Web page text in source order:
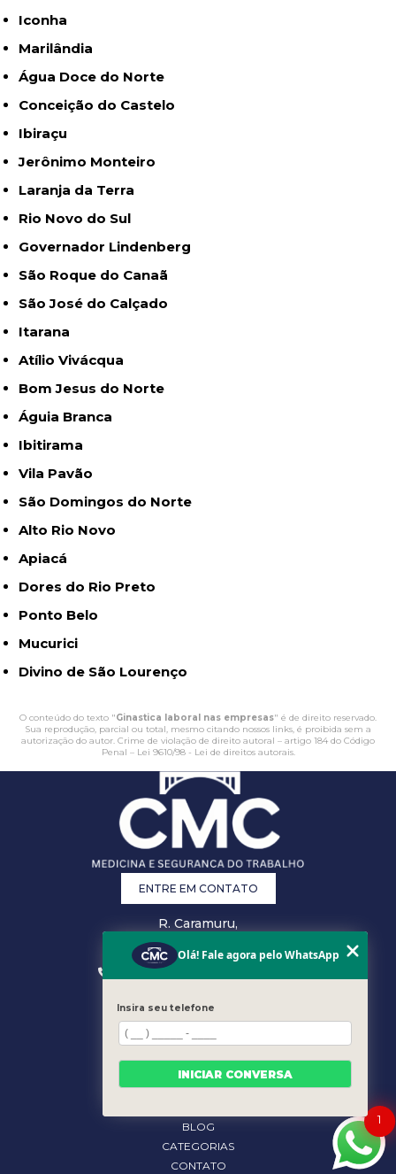
Iconha
Marilândia
Água Doce do Norte
Conceição do Castelo
Ibiraçu
Jerônimo Monteiro
Laranja da Terra
Rio Novo do Sul
Governador Lindenberg
São Roque do Canaã
São José do Calçado
Itarana
Atílio Vivácqua
Bom Jesus do Norte
Águia Branca
Ibitirama
Vila Pavão
São Domingos do Norte
Alto Rio Novo
Apiacá
Dores do Rio Preto
Ponto Belo
Mucurici
Divino de São Lourenço
O conteúdo do texto "Ginastica laboral nas empresas" é de direito reservado.
Sua reprodução, parcial ou total, mesmo citando nossos links, é proibida sem a
autorização do autor. Crime de violação de direito autoral – artigo 184 do Código
Penal – Lei 9610/98 - Lei de direitos autorais.
ENTRE EM CONTATO
R. Caramuru,
Vitória - ES
(27) 3223-0868
MENU
HOME
EMPRESA
ÁREA DO CLIENTE
BLOG
CATEGORIAS
CONTATO
1
Olá! Fale agora pelo WhatsApp
Insira seu telefone
INICIAR CONVERSA